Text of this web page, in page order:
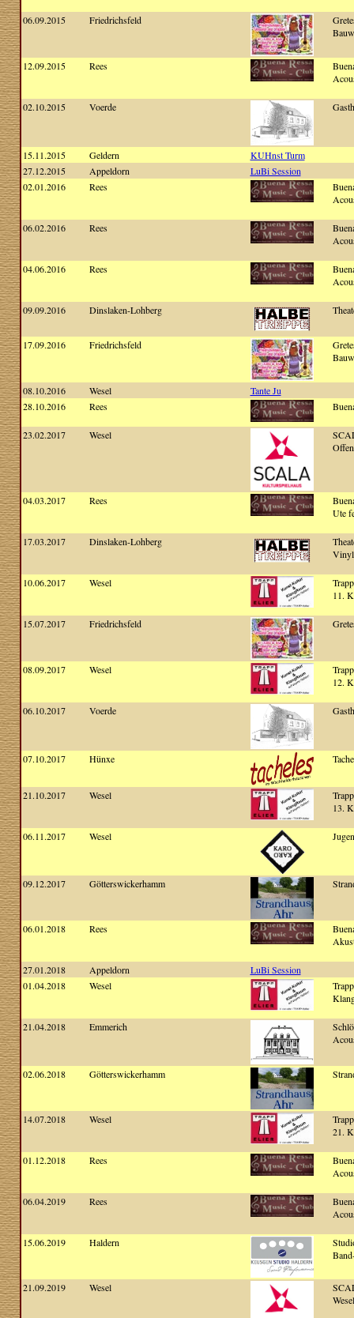
06.09.2015 Friedrichsfeld
12.09.2015 Rees
02.10.2015 Voerde
15.11.2015 Geldern
KUHnst Turm
27.12.2015
Appeldorn
LuBi Session
02.01.2016
Rees
06.02.2016 Rees
04.06.2016 Rees
09.09.2016 Dinslaken-Lohberg
17.09.2016 Friedrichsfeld
08.10.2016 Wesel
Tante Ju
28.10.2016
Rees
23.02.2017 Wesel
04.03.2017 Rees
Ute
17.03.2017 Dinslaken-Lohberg
10.06.2017 Wesel
11.
15.07.2017 Friedrichsfeld
08.09.2017 Wesel
12.
06.10.2017 Voerde
07.10.2017 Hünxe
21.10.2017 Wesel
13.
06.11.2017 Wesel
09.12.2017 Götterswickerhamm
06.01.2018 Rees
27.01.2018 Appeldorn
LuBi Session
01.04.2018
Wesel
21.04.2018 Emmerich
02.06.2018 Götterswickerhamm
14.07.2018 Wesel
21.
01.12.2018 Rees
06.04.2019 Rees
15.06.2019 Haldern
21.09.2019 Wesel